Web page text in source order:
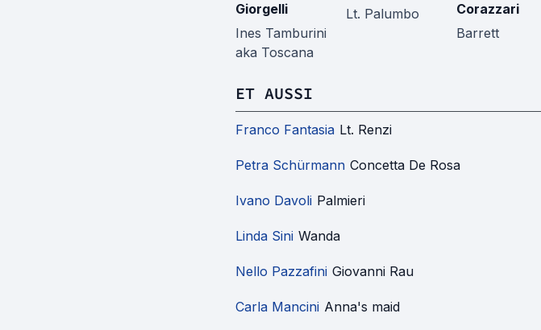
Giorgelli
Ines Tamburini
aka Toscana
Lt. Palumbo
Corazzari
Barrett
ET AUSSI
Franco Fantasia Lt. Renzi
Petra Schürmann Concetta De Rosa
Ivano Davoli Palmieri
Linda Sini Wanda
Nello Pazzafini Giovanni Rau
Carla Mancini Anna's maid